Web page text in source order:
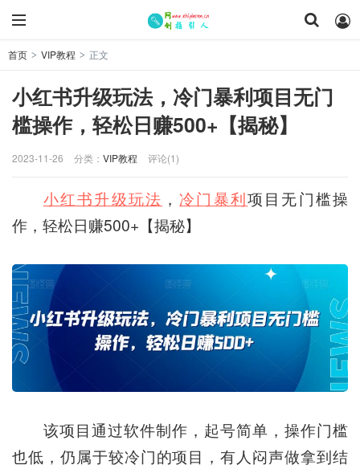
首页 > VIP教程 > 正文
小红书升级玩法，冷门暴利项目无门
槛操作，轻松日赚500+【揭秘】
2023-11-26 分类： VIP教程 评论(1)
小红书升级玩法 ， 冷门暴利项目无门槛操
作，轻松日赚500+【揭秘】
该项目通过软件制作，起号简单，操作门槛
也低，仍属于较冷门的项目，有人闷声做拿到结